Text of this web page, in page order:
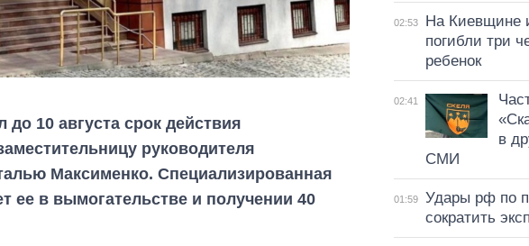
10 августа срок действия
руководителя
Максименко. Специализированная
ее в вымогательстве и получении 40
02:53
На Киевщине
погибли три
ребенок
02:41
в
СМИ
01:59
Удары рф по
сократить